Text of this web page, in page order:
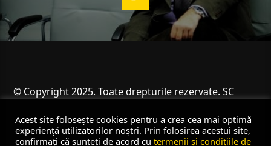
© Copyright 2025. Toate drepturile rezervate. SC
Acest site folosește cookies pentru a crea cea mai optimă
experiență utilizatorilor noștri. Prin folosirea acestui site,
confirmați că sunteți de acord cu termenii și condițiile de